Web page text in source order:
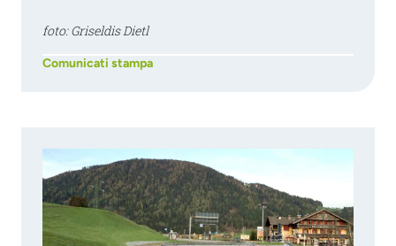
foto: Griseldis Dietl
Comunicati stampa